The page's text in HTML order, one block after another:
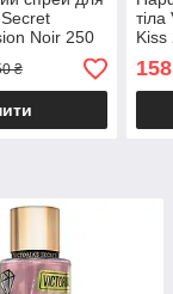
Noir 250
₴ 158